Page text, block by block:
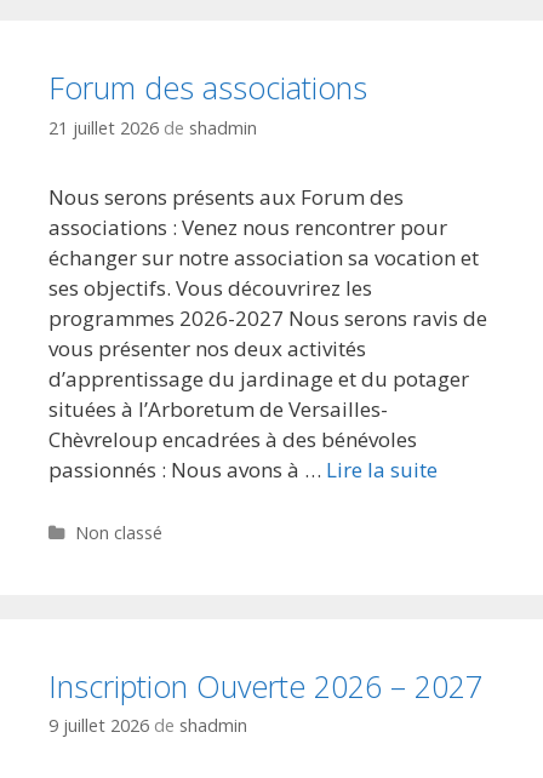
Forum des associations
21 juillet 2026 de shadmin
Nous serons présents aux Forum des
associations : Venez nous rencontrer pour
échanger sur notre association sa vocation et
ses objectifs. Vous découvrirez les
programmes 2026-2027 Nous serons ravis de
vous présenter nos deux activités
d’apprentissage du jardinage et du potager
situées à l’Arboretum de Versailles-
Chèvreloup encadrées à des bénévoles
passionnés : Nous avons à … Lire la suite
Catégories
Non classé
Inscription Ouverte 2026 – 2027
9 juillet 2026 de shadmin